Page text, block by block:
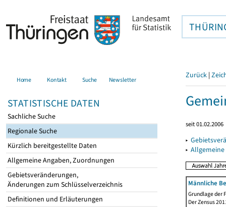
Home Kontakt Suche Newsletter
STATISTISCHE DATEN
Sachliche Suche
Regionale Suche
Kürzlich bereitgestellte Daten
Allgemeine Angaben, Zuordnungen
Gebietsveränderungen,
Änderungen zum Schlüsselverzeichnis
Definitionen und Erläuterungen
Zurück |
seit 01.02.2006
▸
▸
Männliche
Grundlage der
Der Zensus